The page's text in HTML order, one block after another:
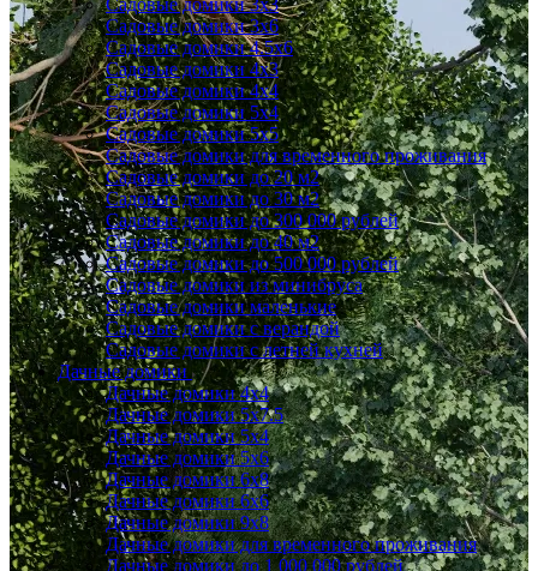
Садовые домики 3х3
Садовые домики 3х6
Садовые домики 4.5x6
Садовые домики 4x3
Садовые домики 4x4
Садовые домики 5х4
Садовые домики 5х5
Садовые домики для временного проживания
Садовые домики до 20 м2
Садовые домики до 30 м2
Садовые домики до 300 000 рублей
Садовые домики до 40 м2
Садовые домики до 500 000 рублей
Садовые домики из минибруса
Садовые домики маленькие
Садовые домики с верандой
Садовые домики с летней кухней
Дачные домики
Дачные домики 4х4
Дачные домики 5x7.5
Дачные домики 5х4
Дачные домики 5х6
Дачные домики 6x8
Дачные домики 6х6
Дачные домики 9x8
Дачные домики для временного проживания
Дачные домики до 1 000 000 рублей